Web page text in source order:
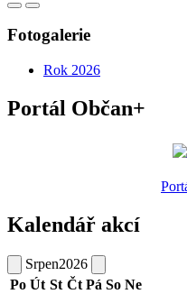
Fotogalerie
Rok 2026
Portál Občan+
Kalendář akcí
Srpen2026
Po Út St Čt Pá So Ne